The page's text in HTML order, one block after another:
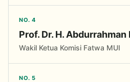
NO. 4
Prof. Dr. H. Abdurrahman
Wakil Ketua Komisi Fatwa MUI
NO. 5